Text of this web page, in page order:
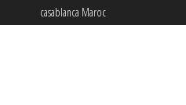
casablanca Maroc